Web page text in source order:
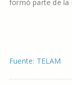
formó parte de la
Fuente: TELAM